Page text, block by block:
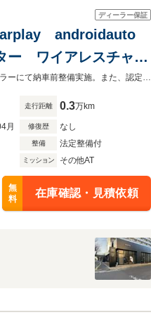
ディーラー保証
androidauto
ー ワイアレスチャー
欧米７ブランド取扱い新車中古車正規ディーラー全国陸送納車可能。安心の正規ディーラーにて納車前整備実施。また、認定中古車保証もあり。沢山のお問合せお待ちしております
走行距離 0.3万km
月 修復歴 なし
整備 法定整備付
ミッション その他AT
無
料
在庫確認・見積依頼